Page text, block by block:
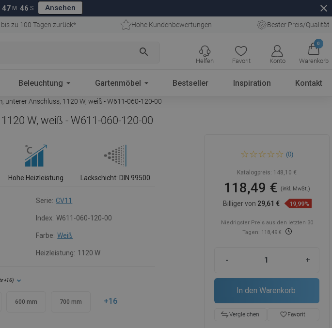
47 M 45 S Ansehen close
bis zu 100 Tagen zurück* Hohe Kundenbewertungen Bester Preis/Qualität
search
Favorit Konto
0
Warenkorb
Helfen
Beleuchtung Gartenmöbel Bestseller Inspiration Kontakt
unterer Anschluss, 1120 W, weiß - W611-060-120-00
W, weiß - W611-060-120-00
Hohe Heizleistung Lackschicht: DIN 99500
Serie: CV11
Index: W611-060-120-00
Farbe: Weiß
Heizleistung: 1120 W
+16)
600 mm 700 mm +16
Plattenheizkörper 600 x 1200
W, weiß - W611-060-120-00
(0)
Katalogpreis: 148,10 €
118,49 € (inkl. MwSt.)
Billiger von 29,61 € 19,99%
Niedrigster Preis aus den letzten 30
Tagen: 118,49 €
- +
In den Warenkorb
Vergleichen favorite_borderFavorit